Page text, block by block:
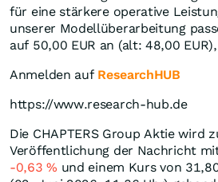
für eine stärkere operative
unserer Modellüberarbeitung
auf 50,00 EUR an (alt: 48,00 EUR),
Anmelden auf ResearchHUB
https://www.research-hub.de
Die CHAPTERS Group Aktie wird
Veröffentlichung der Nachricht
-0,63% und einem Kurs von